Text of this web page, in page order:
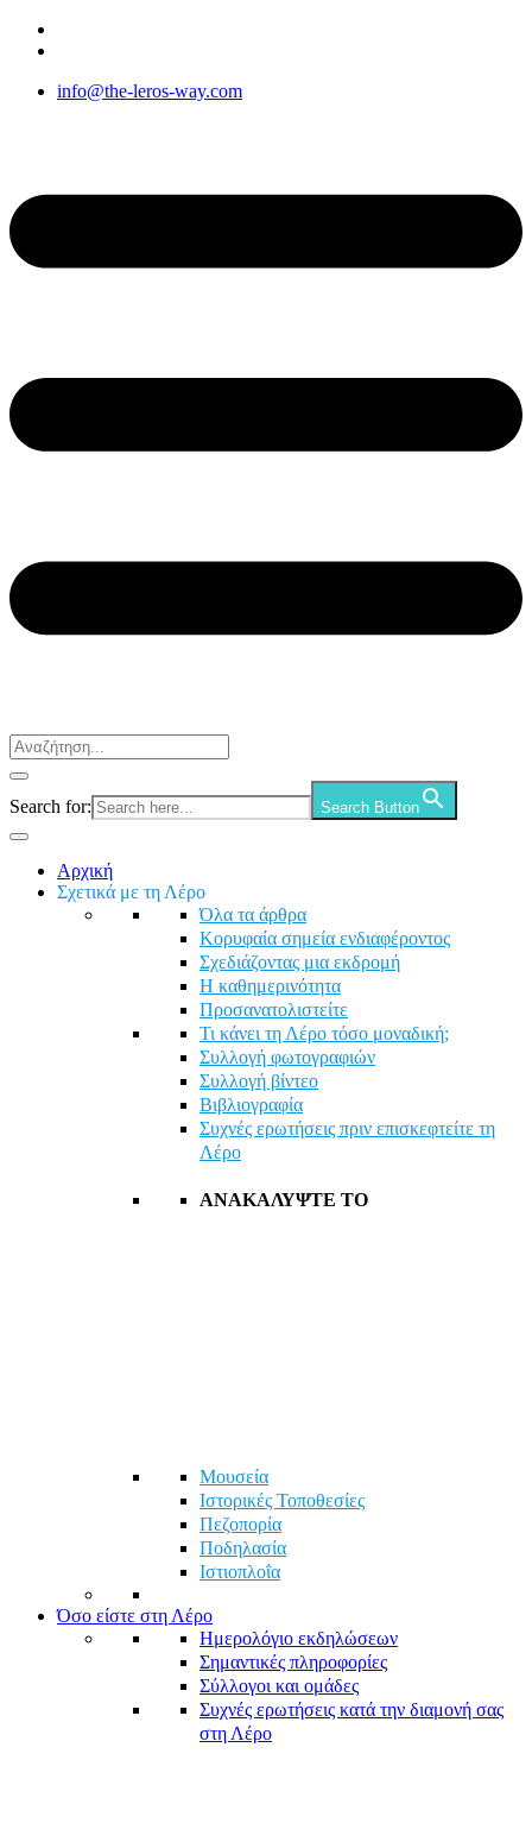
Μετάβαση
info@the-leros-way.com
Search for: Search Button
Αρχική
Σχετικά με τη Λέρο
Όλα τα άρθρα
Κορυφαία σημεία ενδιαφέροντος
Σχεδιάζοντας μια εκδρομή
Η καθημερινότητα
Προσανατολιστείτε
Τι κάνει τη Λέρο τόσο μοναδική;
Συλλογή φωτογραφιών
Συλλογή βίντεο
Βιβλιογραφία
Συχνές ερωτήσεις πριν επισκεφτείτε τη
Λέρο
ΑΝΑΚΑΛΥΨΤΕ ΤΟ
Μουσεία
Ιστορικές Τοποθεσίες
Πεζοπορία
Ποδηλασία
Ιστιοπλοΐα
Όσο είστε στη Λέρο
Ημερολόγιο εκδηλώσεων
Σημαντικές πληροφορίες
Σύλλογοι και ομάδες
Συχνές ερωτήσεις κατά την διαμονή σας
στη Λέρο